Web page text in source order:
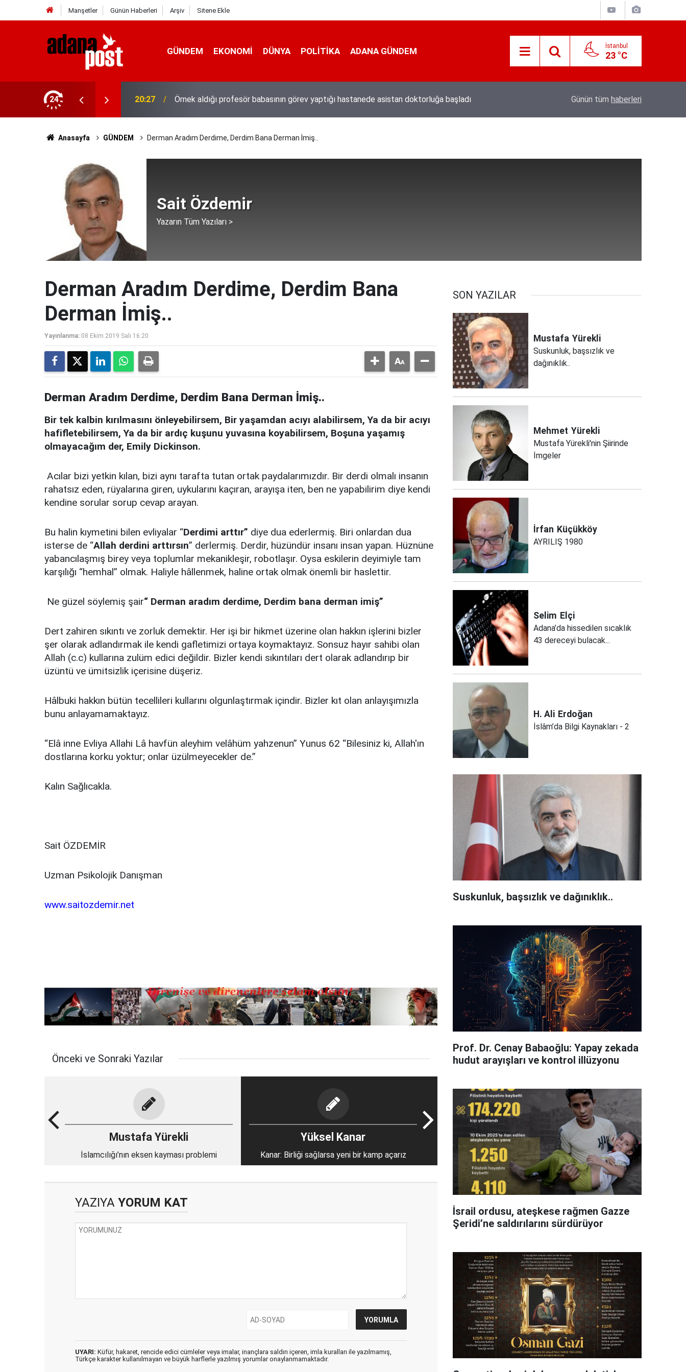
Manşetler Günün Haberleri Arşiv Sitene Ekle
GÜNDEM EKONOMI DÜNYA POLİTİKA ADANA GÜNDEM İstanbul
23 °C
24
asistan doktorluğa başladı 20:20 10 yıl saklanan darbeci Karatepe Muğla’dan böyle kaçmıştı Kıymetli Cumhurbaşkanımız’a Arz Olunur
Günün tüm haberleri
Anasayfa GÜNDEM Derman Aradım Derdime, Derdim Bana Derman İmiş..
Sait Özdemir
Yazarın Tüm Yazıları >
Derman Aradım Derdime, Derdim Bana
Derman İmiş..
Yayınlanma: 08 Ekim 2019 Salı 16:20
Derman Aradım Derdime, Derdim Bana Derman İmiş..
Bir tek kalbin kırılmasını önleyebilirsem, Bir yaşamdan acıyı alabilirsem, Ya da bir acıyı
hafifletebilirsem, Ya da bir ardıç kuşunu yuvasına koyabilirsem, Boşuna yaşamış
olmayacağım der, Emily Dickinson.
Acılar bizi yetkin kılan, bizi aynı tarafta tutan ortak paydalarımızdır. Bir derdi olmalı insanın
rahatsız eden, rüyalarına giren, uykularını kaçıran, arayışa iten, ben ne yapabilirim diye kendi
kendine sorular sorup cevap arayan.
Bu halin kıymetini bilen evliyalar “Derdimi arttır” diye dua ederlermiş. Biri onlardan dua
isterse de “Allah derdini arttırsın” derlermiş. Derdir, hüzündür insanı insan yapan. Hüznüne
yabancılaşmış birey veya toplumlar mekanikleşir, robotlaşır. Oysa eskilerin deyimiyle tam
karşılığı “hemhal” olmak. Haliyle hâllenmek, haline ortak olmak önemli bir haslettir.
Ne güzel söylemiş şair“ Derman aradım derdime, Derdim bana derman imiş”
Dert zahiren sıkıntı ve zorluk demektir. Her işi bir hikmet üzerine olan hakkın işlerini bizler
şer olarak adlandırmak ile kendi gafletimizi ortaya koymaktayız. Sonsuz hayır sahibi olan
Allah (c.c) kullarına zulüm edici değildir. Bizler kendi sıkıntıları dert olarak adlandırıp bir
üzüntü ve ümitsizlik içerisine düşeriz.
Hâlbuki hakkın bütün tecellileri kullarını olgunlaştırmak içindir. Bizler kıt olan anlayışımızla
bunu anlayamamaktayız.
“Elâ inne Evliya Allahi Lâ havfün aleyhim velâhüm yahzenun” Yunus 62 “Bilesiniz ki, Allah'ın
dostlarına korku yoktur; onlar üzülmeyecekler de.”
Kalın Sağlıcakla.
Sait ÖZDEMİR
Uzman Psikolojik Danışman
www.saitozdemir.net
Önceki ve Sonraki Yazılar
Mustafa Yürekli
İslamcılığı’nın eksen kayması problemi
Yüksel Kanar
Kanar: Birliği sağlarsa yeni bir kamp açarız
YAZIYA YORUM KAT
UYARI: Küfür, hakaret, rencide edici cümleler veya imalar, inançlara saldırı içeren, imla kuralları ile yazılmamış,
Türkçe karakter kullanılmayan ve büyük harflerle yazılmış yorumlar onaylanmamaktadır.
SON YAZILAR
Mustafa Yürekli
Suskunluk, başsızlık ve
dağınıklık..
Mehmet Yürekli
Mustafa Yürekli'nin Şiirinde
İmgeler
İrfan Küçükköy
AYRILIŞ 1980
Selim Elçi
Adana’da hissedilen sıcaklık
43 dereceyi bulacak...
H. Ali Erdoğan
İslâm’da Bilgi Kaynakları - 2
Suskunluk, başsızlık ve dağınıklık..
Prof. Dr. Cenay Babaoğlu: Yapay zekada
hudut arayışları ve kontrol illüzyonu
İsrail ordusu, ateşkese rağmen Gazze
Şeridi’ne saldırılarını sürdürüyor